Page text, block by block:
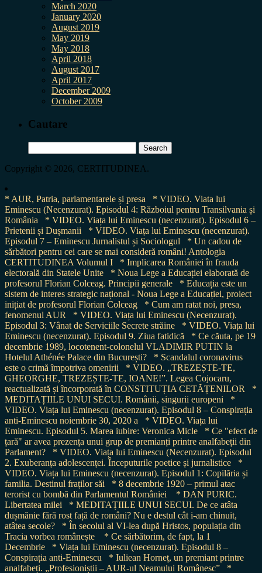
March 2020
January 2020
August 2019
May 2019
May 2018
April 2018
August 2017
April 2017
December 2009
October 2009
Cautare
for:
Copyright © 2026, CERTITUDINEA.
* AUR, Patria, parlamentarele și presa
* VIDEO. Viata lui
Eminescu (Necenzurat). Episodul 4: Războiul pentru Transilvania și
România
* VIDEO. Viața lui Eminescu (necenzurat). Episodul 6 –
Prietenii și Dușmanii
* VIDEO. Viața lui Eminescu (necenzurat).
Episodul 7 – Eminescu Jurnalistul și Sociologul
* Un cadou de
sărbători pentru cei care se mai consideră români! Antologia
CERTITUDINEA Volumul I
* Implicarea României în frauda
electorală din Statele Unite
* Noua Lege a Educației elaborată de
profesorul Florian Colceag. Principii generale
* Educația este un
sistem de interes strategic național - Noua Lege a Educației, proiect
inițiat de profesorul Florian Colceag
* Cum am ratat noi, presa,
fenomenul AUR
* VIDEO. Viața lui Eminescu (Necenzurat).
Episodul 3: Vânat de Serviciile Secrete străine
* VIDEO. Viața lui
Eminescu (necenzurat). Episodul 9. Ziua fatidică
* Ce căuta, pe 19
decembrie 1989, locotenent-colonelul VLADIMIR PUTIN la
Hotelul Athénée Palace din București?
* Scandalul coronavirus
este o crimă împotriva omenirii
* VIDEO. „TREZEȘTE-TE,
GHEORGHE, TREZEȘTE-TE, IOANE!”. Legea Cojocaru,
reactualizată și încorporată în CONSTITUȚIA CETĂȚENILOR
*
MEDITAȚIILE UNUI SECUI. Românii, singurii europeni
*
VIDEO. Viața lui Eminescu (necenzurat). Episodul 8 – Conspirația
anti-Eminescu noiembrie 30, 2020 a
* VIDEO. Viața lui
Eminescu. Episodul 5. Marea iubire: Veronica Micle
* Ce "efect de
țară" ar avea prezența unui grup de premianți printre analfabeții din
Parlament?
* VIDEO. Viața lui Eminescu (Necenzurat). Episodul
2. Exuberanța adolescenței. Începuturile poetice și jurnalistice
*
VIDEO. Viața lui Eminescu (necenzurat). Episodul 1: Copilăria și
familia. Destinul fraților săi
* 8 decembrie 1920 – primul atac
terorist cu bombă din Parlamentul României
* DAN PURIC.
Libertatea milei
* MEDITAȚIILE UNUI SECUI. De ce atâta
dușmănie fără rost față de români? Nu e destul cât i-am chinuit,
atâtea secole?
* În secolul al VI-lea după Hristos, populația din
Tracia vorbea românește
* Ce sărbătorim, de fapt, la 1
Decembrie
* Viața lui Eminescu (necenzurat). Episodul 8 –
Conspirația anti-Eminescu
* Iuliean Horneț, un premiant printre
analfabeți. „Profesioniștii – AUR-ul Neamului Românesc”
*